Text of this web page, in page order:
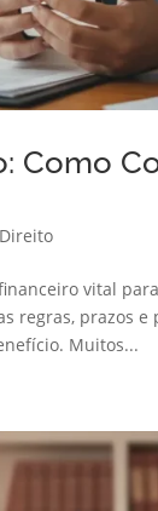
Como
Direito
vital
regras, prazos
Muitos...